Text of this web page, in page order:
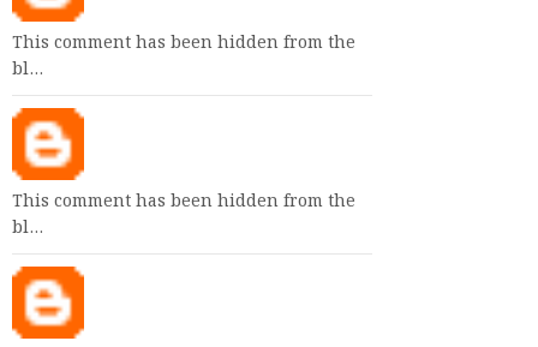
This comment has been hidden from the
bl…
This comment has been hidden from the
bl…